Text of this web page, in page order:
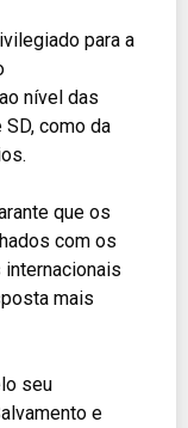
para a
nível das
como da
que os
com os
mais
seu
e